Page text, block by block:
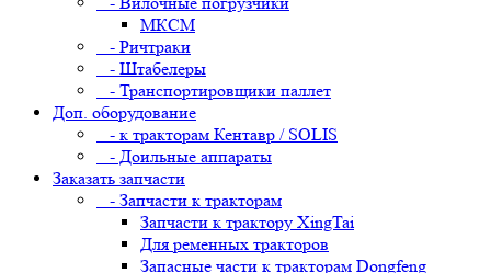
МКСМ
- Ричтраки
- Штабелеры
- Транспортировщики паллет
Доп. оборудование
- к тракторам Кентавр / SOLIS
- Доильные аппараты
Заказать запчасти
- Запчасти к тракторам
Запчасти к трактору XingTai
Для ременных тракторов
Запасные части к тракторам Dongfeng